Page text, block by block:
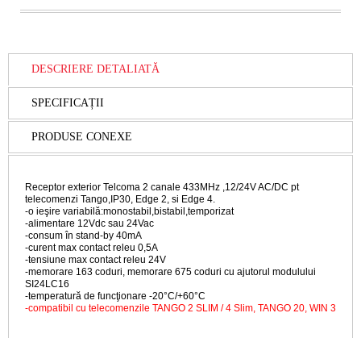
DESCRIERE DETALIATĂ
SPECIFICAȚII
PRODUSE CONEXE
Receptor exterior Telcoma 2 canale 433MHz ,12/24V AC/DC pt
telecomenzi Tango,IP30, Edge 2, si Edge 4.
-o ieşire variabilă:monostabil,bistabil,temporizat
-alimentare 12Vdc sau 24Vac
-consum în stand-by 40mA
-curent max contact releu 0,5A
-tensiune max contact releu 24V
-memorare 163 coduri, memorare 675 coduri cu ajutorul modulului
SI24LC16
-temperatură de funcţionare -20°C/+60°C
-compatibil cu telecomenzile TANGO 2 SLIM / 4 Slim, TANGO 20, WIN 3